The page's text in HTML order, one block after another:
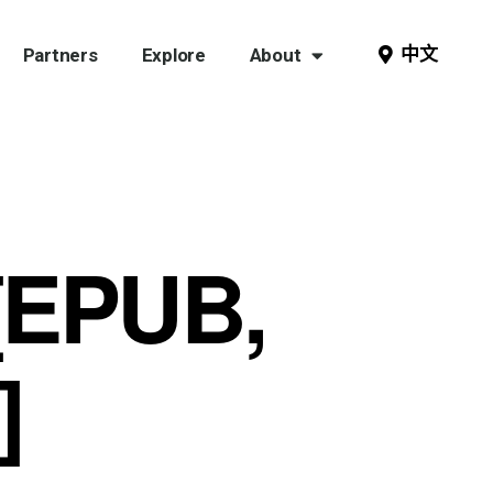
Partners Explore About 中文